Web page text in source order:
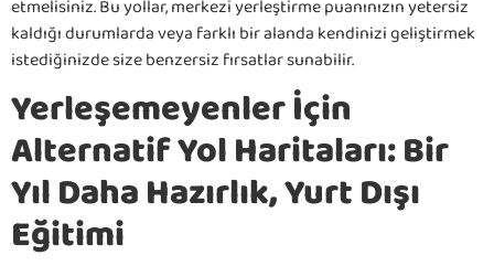
etmelisiniz. Bu yollar, merkezi yerleştirme puanınızın yetersiz
kaldığı durumlarda veya farklı bir alanda kendinizi geliştirmek
istediğinizde size benzersiz fırsatlar sunabilir.
Yerleşemeyenler İçin
Alternatif Yol Haritaları: Bir
Yıl Daha Hazırlık, Yurt Dışı
Eğitimi